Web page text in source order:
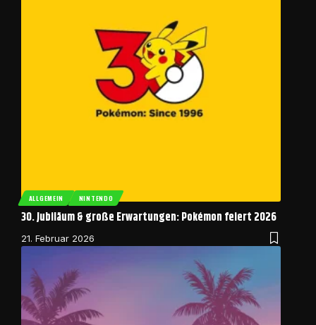
ALLGEMEIN NINTENDO
30. Jubiläum & große Erwartungen: Pokémon feiert 2026
21. Februar 2026